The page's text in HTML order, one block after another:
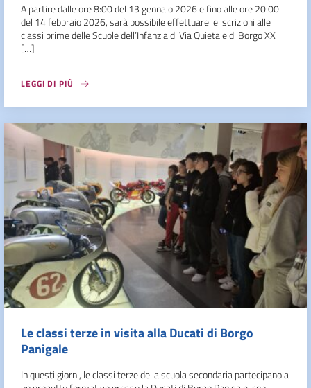
A partire dalle ore 8:00 del 13 gennaio 2026 e fino alle ore 20:00
del 14 febbraio 2026, sarà possibile effettuare le iscrizioni alle
classi prime delle Scuole dell’Infanzia di Via Quieta e di Borgo XX
[…]
LEGGI DI PIÙ
Le classi terze in visita alla Ducati di Borgo
Panigale
In questi giorni, le classi terze della scuola secondaria partecipano a